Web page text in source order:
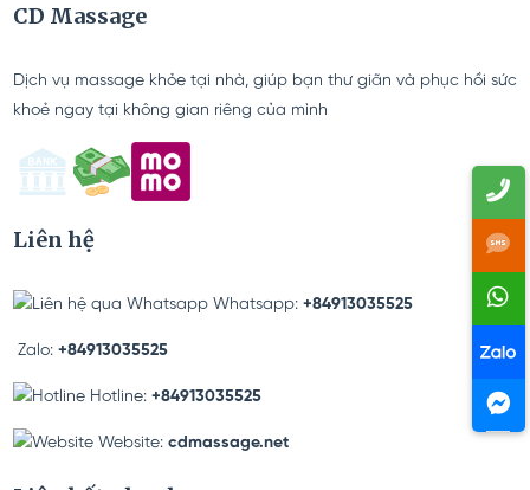
05/01/2026
CD Massage
Dịch vụ massage khỏe tại nhà, giúp bạn thư giãn và phục hồi sức
khoẻ ngay tại không gian riêng của mình
Liên hệ
Whatsapp: +84913035525
Zalo: +84913035525
Hotline: +84913035525
Website: cdmassage.net